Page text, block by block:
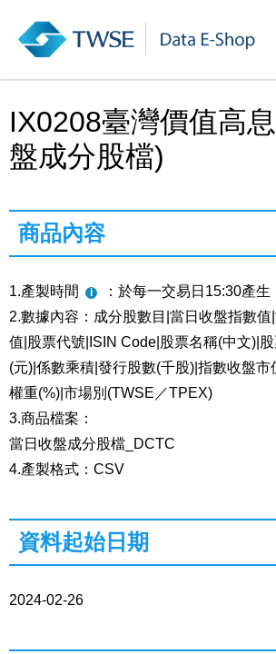
IX0208臺灣價值高
盤成分股檔)
商品內容
1.產製時間
：於每一交易日15:30產生
2.數據內容：成分股數目|當日收盤指數
值|股票代號|ISIN Code|股票名稱(中文)|
(元)|係數乘積|發行股數(千股)|指數收盤市
權重(%)|市場別(TWSE／TPEX)
3.商品檔案：
當日收盤成分股檔_DCTC
4.產製格式：CSV
資料起始日期
2024-02-26